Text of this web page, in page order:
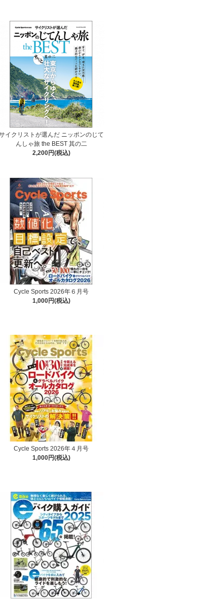
イクリストが選んだ ニッポンのじて
んしゃ旅 the BEST 其の二
2,200円(税込)
Cycle Sports 2026年６月号
1,000円(税込)
Cycle Sports 2026年４月号
1,000円(税込)